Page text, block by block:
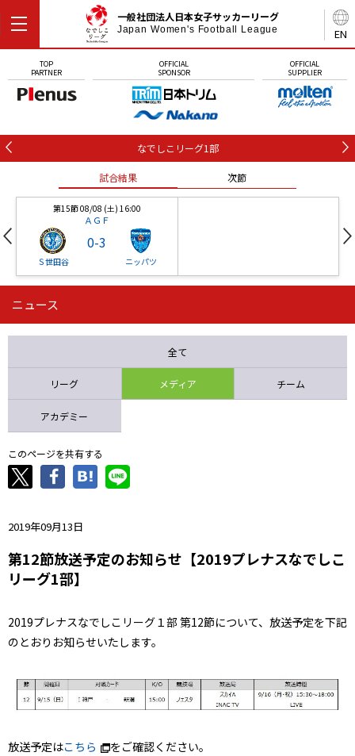
EN
一般社団法人日本女子サッカーリーグ
Japan Women's Football League
TOP
PARTNER
OFFICIAL
SPONSOR
OFFICIAL
SUPPLIER
なでしこリーグ1部
試合結果 次節
第15節 08/08 (土) 16:00
ＡＧＦ
Ｓ世田谷
0-3
ニッパツ
第16節 09/05 (土) 15:00
ニッパツ 石人の星
ニュース
全て
リーグ メディア チーム
アカデミー
このページを共有する
2019年09月13日
第12節放送予定のお知らせ【2019プレナスなでしこ
リーグ1部】
2019プレナスなでしこリーグ１部 第12節について、放送予定を下記
のとおりお知らせいたします。
放送予定はこちら をご確認ください。